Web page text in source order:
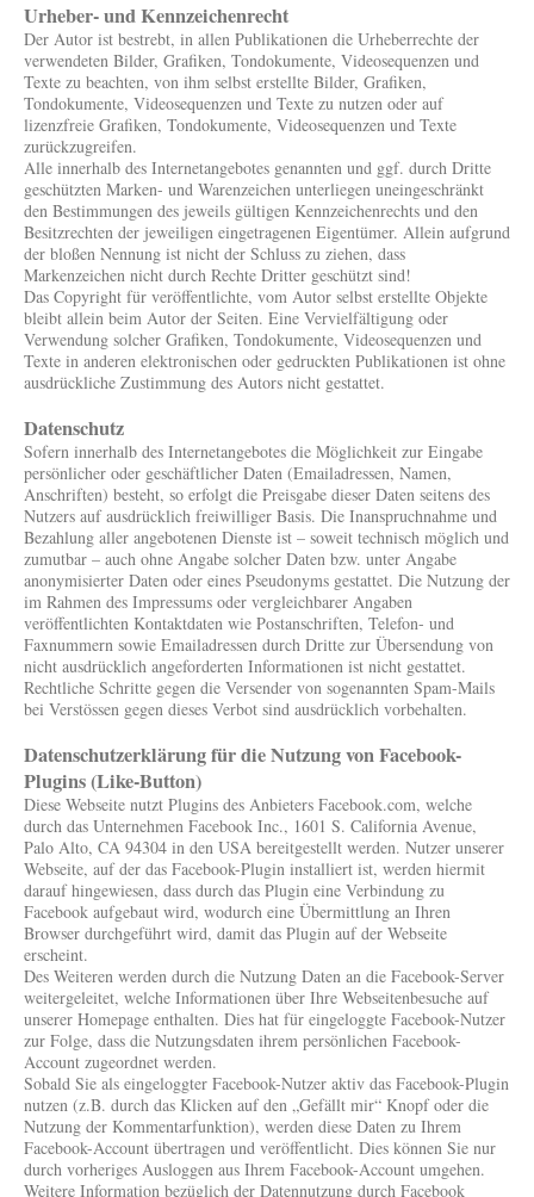
Urheber- und Kennzeichenrecht
Der Autor ist bestrebt, in allen Publikationen die Urheberrechte der
verwendeten Bilder, Grafiken, Tondokumente, Videosequenzen und
Texte zu beachten, von ihm selbst erstellte Bilder, Grafiken,
Tondokumente, Videosequenzen und Texte zu nutzen oder auf
lizenzfreie Grafiken, Tondokumente, Videosequenzen und Texte
zurückzugreifen.
Alle innerhalb des Internetangebotes genannten und ggf. durch Dritte
geschützten Marken- und Warenzeichen unterliegen uneingeschränkt
den Bestimmungen des jeweils gültigen Kennzeichenrechts und den
Besitzrechten der jeweiligen eingetragenen Eigentümer. Allein aufgrund
der bloßen Nennung ist nicht der Schluss zu ziehen, dass
Markenzeichen nicht durch Rechte Dritter geschützt sind!
Das Copyright für veröffentlichte, vom Autor selbst erstellte Objekte
bleibt allein beim Autor der Seiten. Eine Vervielfältigung oder
Verwendung solcher Grafiken, Tondokumente, Videosequenzen und
Texte in anderen elektronischen oder gedruckten Publikationen ist ohne
ausdrückliche Zustimmung des Autors nicht gestattet.
Datenschutz
Sofern innerhalb des Internetangebotes die Möglichkeit zur Eingabe
persönlicher oder geschäftlicher Daten (Emailadressen, Namen,
Anschriften) besteht, so erfolgt die Preisgabe dieser Daten seitens des
Nutzers auf ausdrücklich freiwilliger Basis. Die Inanspruchnahme und
Bezahlung aller angebotenen Dienste ist – soweit technisch möglich und
zumutbar – auch ohne Angabe solcher Daten bzw. unter Angabe
anonymisierter Daten oder eines Pseudonyms gestattet. Die Nutzung der
im Rahmen des Impressums oder vergleichbarer Angaben
veröffentlichten Kontaktdaten wie Postanschriften, Telefon- und
Faxnummern sowie Emailadressen durch Dritte zur Übersendung von
nicht ausdrücklich angeforderten Informationen ist nicht gestattet.
Rechtliche Schritte gegen die Versender von sogenannten Spam-Mails
bei Verstössen gegen dieses Verbot sind ausdrücklich vorbehalten.
Datenschutzerklärung für die Nutzung von Facebook-
Plugins (Like-Button)
Diese Webseite nutzt Plugins des Anbieters Facebook.com, welche
durch das Unternehmen Facebook Inc., 1601 S. California Avenue,
Palo Alto, CA 94304 in den USA bereitgestellt werden. Nutzer unserer
Webseite, auf der das Facebook-Plugin installiert ist, werden hiermit
darauf hingewiesen, dass durch das Plugin eine Verbindung zu
Facebook aufgebaut wird, wodurch eine Übermittlung an Ihren
Browser durchgeführt wird, damit das Plugin auf der Webseite
erscheint.
Des Weiteren werden durch die Nutzung Daten an die Facebook-Server
weitergeleitet, welche Informationen über Ihre Webseitenbesuche auf
unserer Homepage enthalten. Dies hat für eingeloggte Facebook-Nutzer
zur Folge, dass die Nutzungsdaten ihrem persönlichen Facebook-
Account zugeordnet werden.
Sobald Sie als eingeloggter Facebook-Nutzer aktiv das Facebook-Plugin
nutzen (z.B. durch das Klicken auf den „Gefällt mir“ Knopf oder die
Nutzung der Kommentarfunktion), werden diese Daten zu Ihrem
Facebook-Account übertragen und veröffentlicht. Dies können Sie nur
durch vorheriges Ausloggen aus Ihrem Facebook-Account umgehen.
Weitere Information bezüglich der Datennutzung durch Facebook